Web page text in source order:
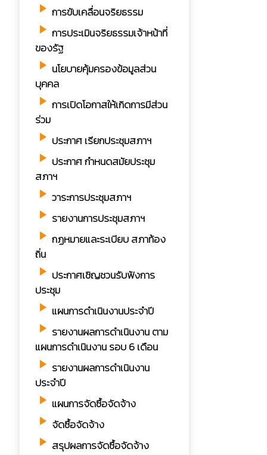
play_arrow การขับเคลื่อนจริยธรรม
play_arrow การประเมินจริยธรรมเจ้าหน้าที่
ของรัฐ
play_arrow นโยบายคุ้มครองข้อมูลส่วน
บุคคล
play_arrow การเปิดโอกาสให้เกิดการมีส่วน
ร่วม
play_arrow ประกาศ เรียกประชุมสภาฯ
play_arrow ประกาศ กำหนดสมัยประชุม
สภาฯ
play_arrow วาระการประชุมสภาฯ
play_arrow รายงานการประชุมสภาฯ
play_arrow กฏหมายและระเบียบ สภาท้อง
ถิ่น
play_arrow ประกาศเชิญชวนรับฟังการ
ประชุม
play_arrow แผนการดำเนินงานประจำปี
play_arrow รายงานผลการดำเนินงาน ตาม
แผนการดำเนินงาน รอบ 6 เดือน
play_arrow รายงานผลการดำเนินงาน
ประจำปี
play_arrow แผนการจัดซื้อจัดจ้าง
play_arrow จัดซื้อจัดจ้าง
play_arrow สรุปผลการจัดซื้อจัดจ้าง